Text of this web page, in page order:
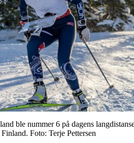
ble nummer 6 på dagens
Foto: Terje Pettersen